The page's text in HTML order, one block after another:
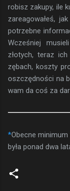
robisz zakupy, ile
zareagowałeś,
potrzebne
Wcześniej
złotych, teraz
zębach, koszty
oszczędności na
wam da coś za
*Obecne
była ponad dwa